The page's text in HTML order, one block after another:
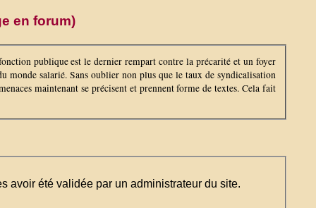
en forum)
publique est le dernier rempart contre la précarité et un foyer
monde salarié. Sans oublier non plus que le taux de syndicalisation
maintenant se précisent et prennent forme de textes. Cela fait
avoir été validée par un administrateur du site.